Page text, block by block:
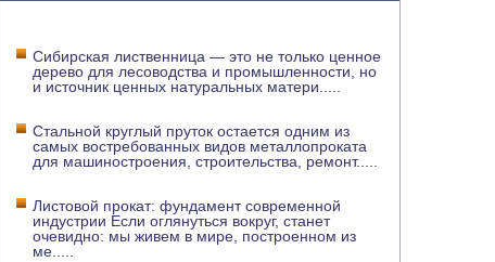
Сибирская лиственница — это не только ценное
дерево для лесоводства и промышленности, но
и источник ценных натуральных матери
Стальной круглый пруток остается одним из
самых востребованных видов металлопроката
для машиностроения, строительства, ремонт.....
Листовой прокат: фундамент современной
индустрии Если оглянуться вокруг, станет
очевидно: мы живем в мире, построенном из
ме